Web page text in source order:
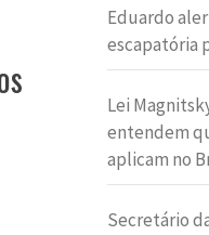
Eduardo
escapatória
Lei
entendem
aplicam no
Secretário